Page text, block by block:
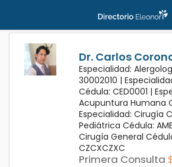
Dr. Carlos
Especialidad:
30002010 |
Cédula: CED0001 |
Acupuntura Humana
Especialidad: Cirugía
Pediátrica Cédula:
Cirugía General
CZCXCZXC
Primera Consulta